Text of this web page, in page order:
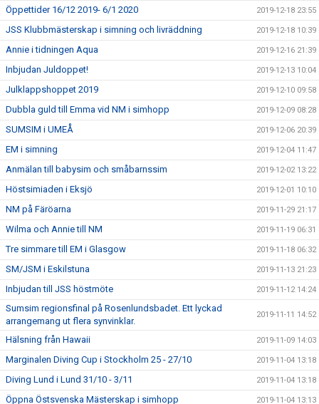
Öppettider 16/12 2019- 6/1 2020 2019-12-18 23:55
JSS Klubbmästerskap i simning och livräddning 2019-12-18 10:39
Annie i tidningen Aqua 2019-12-16 21:39
Inbjudan Juldoppet! 2019-12-13 10:04
Julklappshoppet 2019 2019-12-10 09:58
Dubbla guld till Emma vid NM i simhopp 2019-12-09 08:28
SUMSIM i UMEÅ 2019-12-06 20:39
EM i simning 2019-12-04 11:47
Anmälan till babysim och småbarnssim 2019-12-02 13:22
Höstsimiaden i Eksjö 2019-12-01 10:10
NM på Färöarna 2019-11-29 21:17
Wilma och Annie till NM 2019-11-19 06:31
Tre simmare till EM i Glasgow 2019-11-18 06:32
SM/JSM i Eskilstuna 2019-11-13 21:23
Inbjudan till JSS höstmöte 2019-11-12 14:24
Sumsim regionsfinal på Rosenlundsbadet. Ett lyckad
arrangemang ut flera synvinklar.
2019-11-11 14:52
Hälsning från Hawaii 2019-11-09 14:03
Marginalen Diving Cup i Stockholm 25 - 27/10 2019-11-04 13:18
Diving Lund i Lund 31/10 - 3/11 2019-11-04 13:18
Öppna Östsvenska Mästerskap i simhopp 2019-11-04 13:13